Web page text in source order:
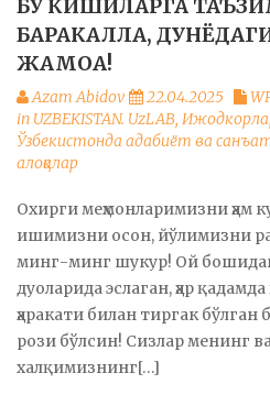
БУ КИШИЛАРГА
БАРАКАЛЛА,
ЖАМОА!
Azam Abidov 22.04.2025
in UZBEKISTAN. UzLAB,
Ўзбекистонда адабиёт ва
алоқалар
Охирги меҳмонларимизни ҳам
ишимизни осон, йўлимизни
минг-минг шукур! Ой
дуоларида эслаган, ҳар
ҳаракати билан тиргак бўлган
рози бўлсин! Сизлар менинг
халқимизнинг[…]